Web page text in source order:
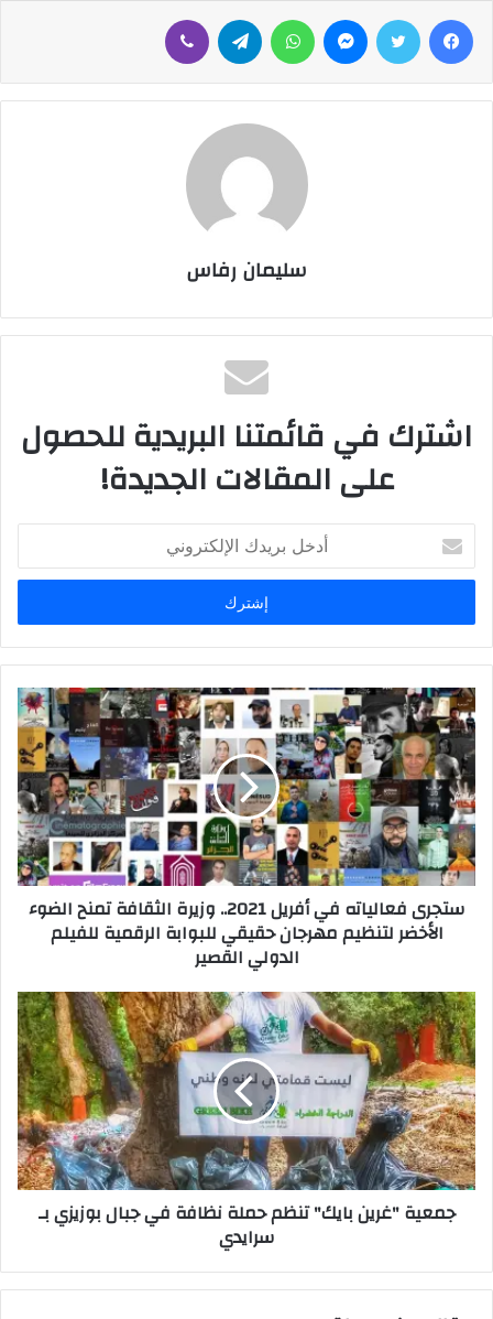
سليمان رفاس
اشترك في قائمتنا البريدية للحصول
على المقالات الجديدة!
خ
ب
ر
د
ك
ا
إ
ل
ك
ت
ستجرى فعالياته في أفريل 2021.. وزيرة الثقافة تمنح الضوء
الأخضر لتنظيم مهرجان حقيقي للبوابة الرقمية للفيلم
الدولي القصير
جمعية "غرين بايك" تنظم حملة نظافة في جبال بوزيزي بـ
سرايدي